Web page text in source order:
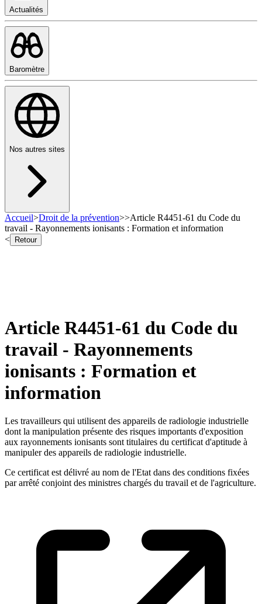
Actualités
Baromètre
Nos autres sites
Accueil>Droit de la prévention>>Article R4451-61 du Code du
travail - Rayonnements ionisants : Formation et information
<
Retour
Article R4451-61 du Code du
travail - Rayonnements
ionisants : Formation et
information
Les travailleurs qui utilisent des appareils de radiologie industrielle
dont la manipulation présente des risques importants d'exposition
aux rayonnements ionisants sont titulaires du certificat d'aptitude à
manipuler des appareils de radiologie industrielle.
Ce certificat est délivré au nom de l'Etat dans des conditions fixées
par arrêté conjoint des ministres chargés du travail et de l'agriculture.